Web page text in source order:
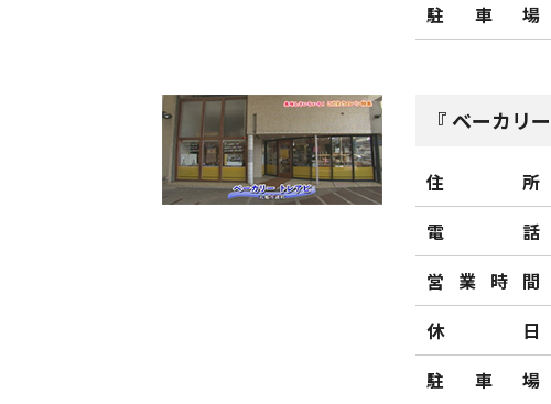
駐車場
ベーカリ
住所
電話
営業時間
休日
駐車場